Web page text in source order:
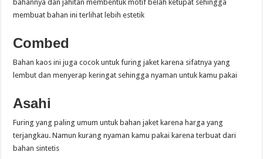
bahannya dan jahitan membentuk motif belah ketupat sehingga
membuat bahan ini terlihat lebih estetik
Combed
Bahan kaos ini juga cocok untuk furing jaket karena sifatnya yang
lembut dan menyerap keringat sehingga nyaman untuk kamu pakai
Asahi
Furing yang paling umum untuk bahan jaket karena harga yang
terjangkau. Namun kurang nyaman kamu pakai karena terbuat dari
bahan sintetis